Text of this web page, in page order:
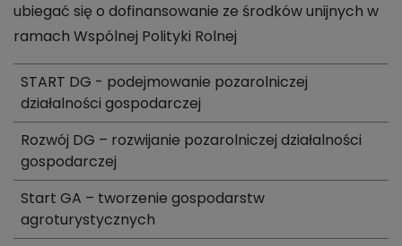
ubiegać się o dofinansowanie ze środków unijnych w
ramach Wspólnej Polityki Rolnej
START DG - podejmowanie pozarolniczej
działalności gospodarczej
Rozwój DG – rozwijanie pozarolniczej działalności
gospodarczej
Start GA – tworzenie gospodarstw
agroturystycznych